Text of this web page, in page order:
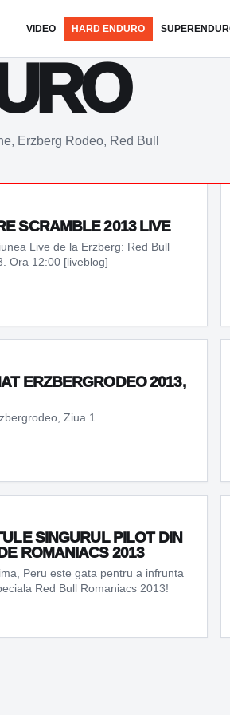
VIDEO HARD ENDURO
Erzberg Rodeo, Red Bull
SCRAMBLE 2013 LIVE
Live de la Erzberg: Red Bull
Ora 12:00 [liveblog]
ERZBERGRODEO 2013,
Ziua 1
SINGURUL PILOT DIN
ROMANIACS 2013
Peru este gata pentru a infrunta
Red Bull Romaniacs 2013!